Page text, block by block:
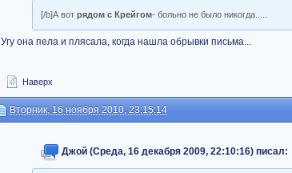
[/b]А вотрядом с Крейгом- больно не было никогда.....
Угу она пела и плясала, когда нашла обрывки письма...
Наверх
Вторник, 16 ноября 2010, 23:15:14
Джой (Среда, 16 декабря 2009, 22:10:16) писал: